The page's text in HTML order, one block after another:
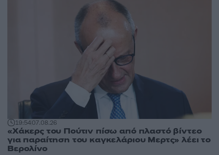
19:5407.08.26
«Χάκερς του Πούτιν πίσω από πλαστό βίντεο
για παραίτηση του καγκελάριου Μερτς» λέει το
Βερολίνο